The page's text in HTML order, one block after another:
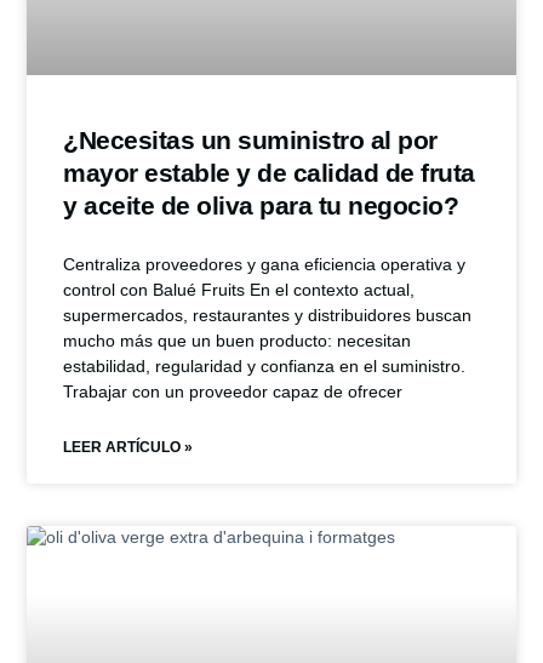
¿Necesitas un suministro al por
mayor estable y de calidad de fruta
y aceite de oliva para tu negocio?
Centraliza proveedores y gana eficiencia operativa y
control con Balué Fruits En el contexto actual,
supermercados, restaurantes y distribuidores buscan
mucho más que un buen producto: necesitan
estabilidad, regularidad y confianza en el suministro.
Trabajar con un proveedor capaz de ofrecer
LEER ARTÍCULO »